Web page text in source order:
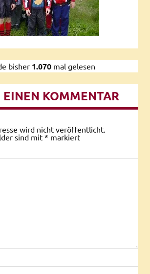
bisher 1.070 mal gelesen
EINEN KOMMENTAR
wird nicht veröffentlicht.
sind mit * markiert